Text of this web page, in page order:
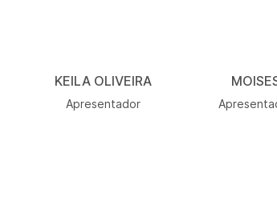
KEILA OLIVEIRA
Apresentador